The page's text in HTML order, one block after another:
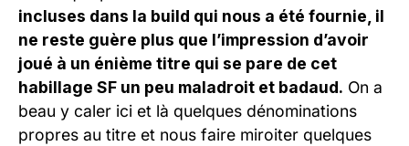
incluses dans la build qui nous a été fournie, il
ne reste guère plus que l’impression d’avoir
joué à un énième titre qui se pare de cet
habillage SF un peu maladroit et badaud. On a
beau y caler ici et là quelques dénominations
propres au titre et nous faire miroiter quelques